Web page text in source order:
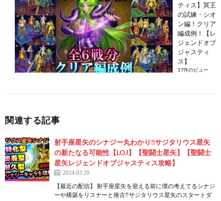
ティス】冥王
の試練・シオ
ン編！クリア
編成例！【レ
ジェンドオブ
ジャスティ
ス】
37件のビュー
関連する記事
射手座星矢のシナジー丸わかり‼サジタリウス星矢
の新たなる可能性【LOJ】【聖闘士星矢】【聖闘士
星矢レジェンドオブジャスティス攻略】
2024.03.20
【最近の配信】 射手座星矢を迎える前に僕の考えてるシナジ
ーや構築をリスナーと推古‼サジタリウス星矢のスタートダ